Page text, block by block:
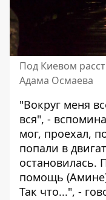
Под Киевом
Адама Осмаева
"Вокруг меня
вся", -
мог, проехал,
попали в
остановилась.
помощь
Так что...", -